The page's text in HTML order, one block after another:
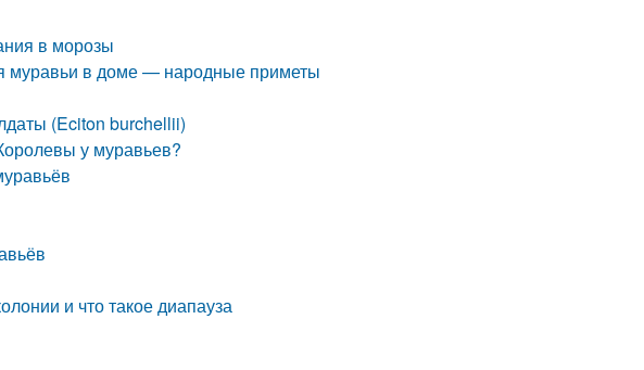
в морозы
муравьи в доме — народные приметы
(Eciton burchellii)
у муравьев?
и что такое диапауза